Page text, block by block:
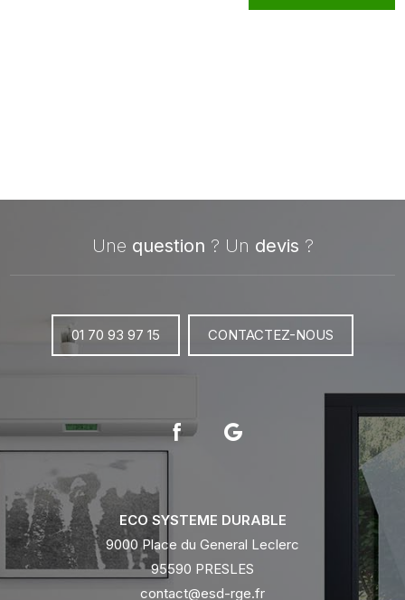
Une question ? Un devis ?
01 70 93 97 15 CONTACTEZ-NOUS
ECO SYSTEME DURABLE
9000 Place du General Leclerc
95590 PRESLES
contact@esd-rge.fr